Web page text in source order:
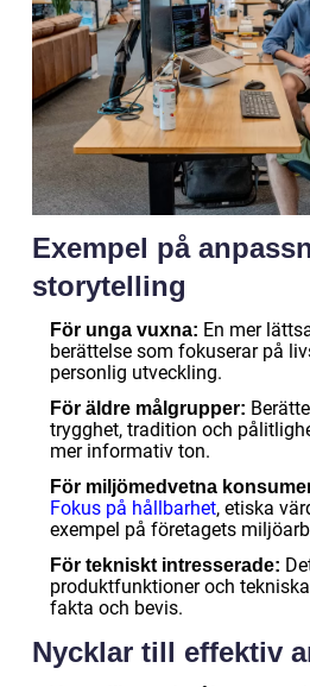
Exempel på
storytelling
För unga vuxna: En mer
berättelse som fokuserar på
personlig utveckling.
För äldre målgrupper:
trygghet, tradition och
mer informativ ton.
För miljömedvetna
Fokus på hållbarhet, etiska
exempel på företagets
För tekniskt intresserade:
produktfunktioner och
fakta och bevis.
Nycklar till effektiv